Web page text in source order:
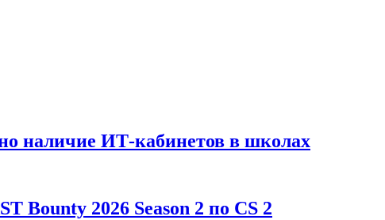
наличие ИТ-кабинетов в школах
Bounty 2026 Season 2 по CS 2